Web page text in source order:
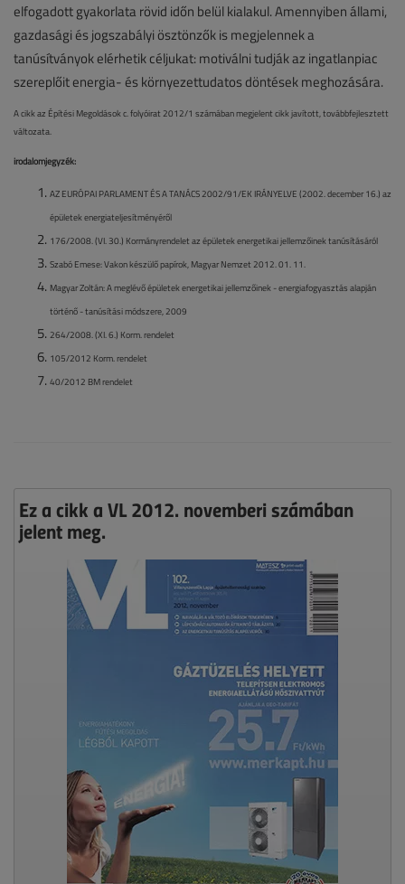
elfogadott gyakorlata rövid időn belül kialakul. Amennyiben állami,
gazdasági és jogszabályi ösztönzők is megjelennek a
tanúsítványok elérhetik céljukat: motiválni tudják az ingatlanpiac
szereplőit energia- és környezettudatos döntések meghozására.
A cikk az Építési Megoldások c. folyóirat 2012/1 számában megjelent cikk javított, továbbfejlesztett
változata.
irodalomjegyzék:
AZ EURÓPAI PARLAMENT ÉS A TANÁCS 2002/91/EK IRÁNYELVE (2002. december 16.) az
épületek energiateljesítményéről
176/2008. (VI. 30.) Kormányrendelet az épületek energetikai jellemzőinek tanúsításáról
Szabó Emese: Vakon készülő papírok, Magyar Nemzet 2012. 01. 11.
Magyar Zoltán: A meglévő épületek energetikai jellemzőinek - energiafogyasztás alapján
történő - tanúsítási módszere, 2009
264/2008. (XI. 6.) Korm. rendelet
105/2012 Korm. rendelet
40/2012 BM rendelet
Ez a cikk a VL 2012. novemberi számában
jelent meg.